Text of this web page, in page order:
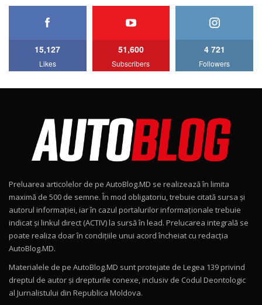
AutoBlog.MD
15:08
Noul Geely EX2 / Test Drive AutoBlog.MD
15:22
Mercedes-AMG E 53 HYBRID 4MATIC+ / Test
Drive AutoBlog.MD
16:27
11
Noul Volvo ES90 / Test Drive AutoBlog.MD
12
Noul MG HS / Test Drive AutoBlog.MD
16:48
15,127
Likes
51,600
Subscribers
4 721
Followers
Preluarea articolelor de pe AutoBlog.MD se realizează în limita
maximă de 500 de semne. În mod obligatoriu, trebuie citată sursa și
autorul informației, iar în cazul portalurilor informaționale trebuie
indicat și linkul direct (ACTIV) la sursă în lead. Prelucarea integrală se
poate realiza doar în condițiile unui acord încheiat cu redacţia
AutoBlog.MD.
Materialele de pe AutoBlog.MD sunt protejate de Legea 139 privind
dreptul de autor și drepturile conexe, inclusiv de Codul Deontologic
al Jurnalistului din Republica Moldova.